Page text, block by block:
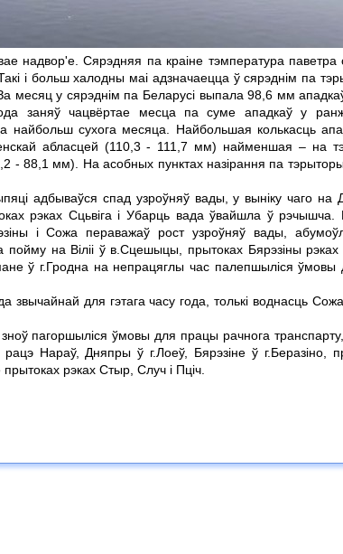
надвор'е. Сярэдняя па краіне тэмпература
і больш халодны маі адзначаецца ў сярэднім па
месяц у сярэднім па Беларусі выпала 98,6 мм
заняў чацвёртае месца па суме ападкаў у
найбольш сухога месяца. Найбольшая колькасць
абласцей (110,3 - 111,7 мм) найменшая – на
- 88,1 мм). На асобных пунктах назірання па
адбываўся спад узроўняў вады, у выніку чаго на
рэках Сцьвіга і Убарць вада ўвайшла ў рэчышча.
і Сожа пераважаў рост узроўняў вады,
на Віліі ў в.Сцешыцы, прытоках Бярэзіны рэках
ў г.Гродна на непрацяглы час палепшыліся ўмовы
звычайнай для гэтага часу года, толькі воднасць
пагоршыліся ўмовы для працы рачнога транспарту,
Нараў, Дняпры ў г.Лоеў, Бярэзіне ў г.Беразіно,
рэках Стыр, Случ і Пціч.